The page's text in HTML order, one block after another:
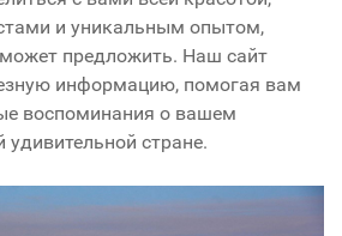
и уникальным опытом,
предложить. Наш сайт
информацию, помогая вам
воспоминания о вашем
стране.